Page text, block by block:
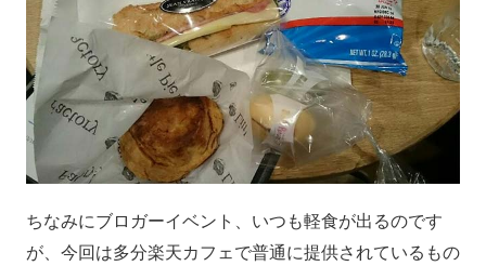
ちなみにブロガーイベント、いつも軽食が出るのです
が、今回は多分楽天カフェで普通に提供されているもの